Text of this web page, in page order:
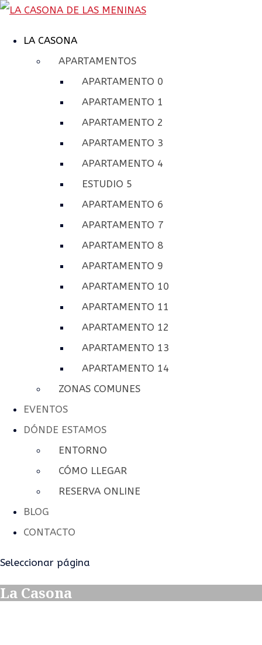
LA CASONA
APARTAMENTOS
APARTAMENTO 0
APARTAMENTO 1
APARTAMENTO 2
APARTAMENTO 3
APARTAMENTO 4
ESTUDIO 5
APARTAMENTO 6
APARTAMENTO 7
APARTAMENTO 8
APARTAMENTO 9
APARTAMENTO 10
APARTAMENTO 11
APARTAMENTO 12
APARTAMENTO 13
APARTAMENTO 14
ZONAS COMUNES
EVENTOS
DÓNDE ESTAMOS
ENTORNO
CÓMO LLEGAR
RESERVA ONLINE
BLOG
CONTACTO
Seleccionar página
La Casona